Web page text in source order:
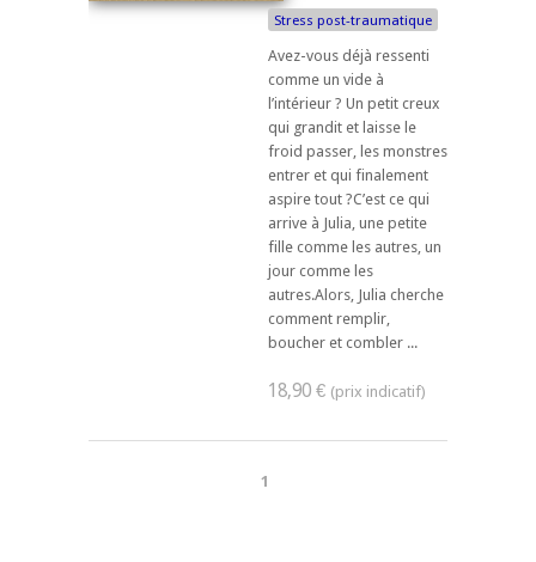
Stress post-traumatique
Avez-vous déjà ressenti
comme un vide à
l’intérieur ? Un petit creux
qui grandit et laisse le
froid passer, les monstres
entrer et qui finalement
aspire tout ?C’est ce qui
arrive à Julia, une petite
fille comme les autres, un
jour comme les
autres.Alors, Julia cherche
comment remplir,
boucher et combler ...
18,90 €
1